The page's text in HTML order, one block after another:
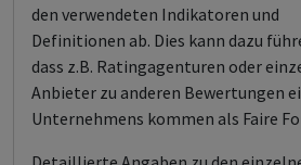
den verwendeten Indikatoren und
Definitionen ab. Dies kann dazu
dass z.B. Ratingagenturen oder
Anbieter zu anderen Bewertungen
Unternehmens kommen als Faire